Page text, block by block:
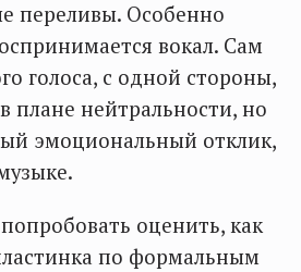
переливы. Особенно
вокал. Сам
голоса, с одной стороны,
плане нейтральности, но
эмоциональный отклик,
оценить, как
по формальным